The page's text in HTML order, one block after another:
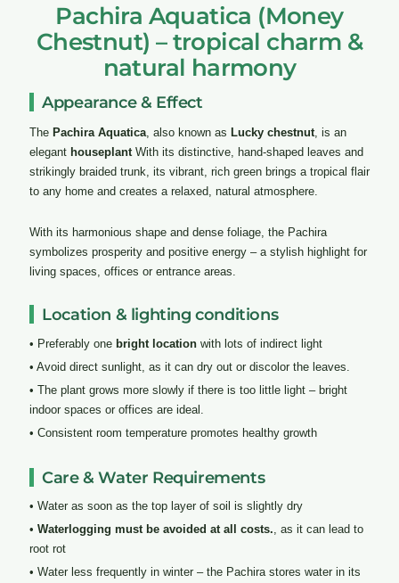
Pachira Aquatica (Money
Chestnut) – tropical charm &
natural harmony
Appearance & Effect
The Pachira Aquatica, also known as Lucky chestnut, is an
elegant houseplantWith its distinctive, hand-shaped leaves and
strikingly braided trunk, its vibrant, rich green brings a tropical flair
to any home and creates a relaxed, natural atmosphere.
With its harmonious shape and dense foliage, the Pachira
symbolizes prosperity and positive energy – a stylish highlight for
living spaces, offices or entrance areas.
Location & lighting conditions
• Preferably one bright locationwith lots of indirect light
• Avoid direct sunlight, as it can dry out or discolor the leaves.
• The plant grows more slowly if there is too little light – bright
indoor spaces or offices are ideal.
• Consistent room temperature promotes healthy growth
Care & Water Requirements
• Water as soon as the top layer of soil is slightly dry
• Waterlogging must be avoided at all costs., as it can lead to
root rot
• Water less frequently in winter – the Pachira stores water in its